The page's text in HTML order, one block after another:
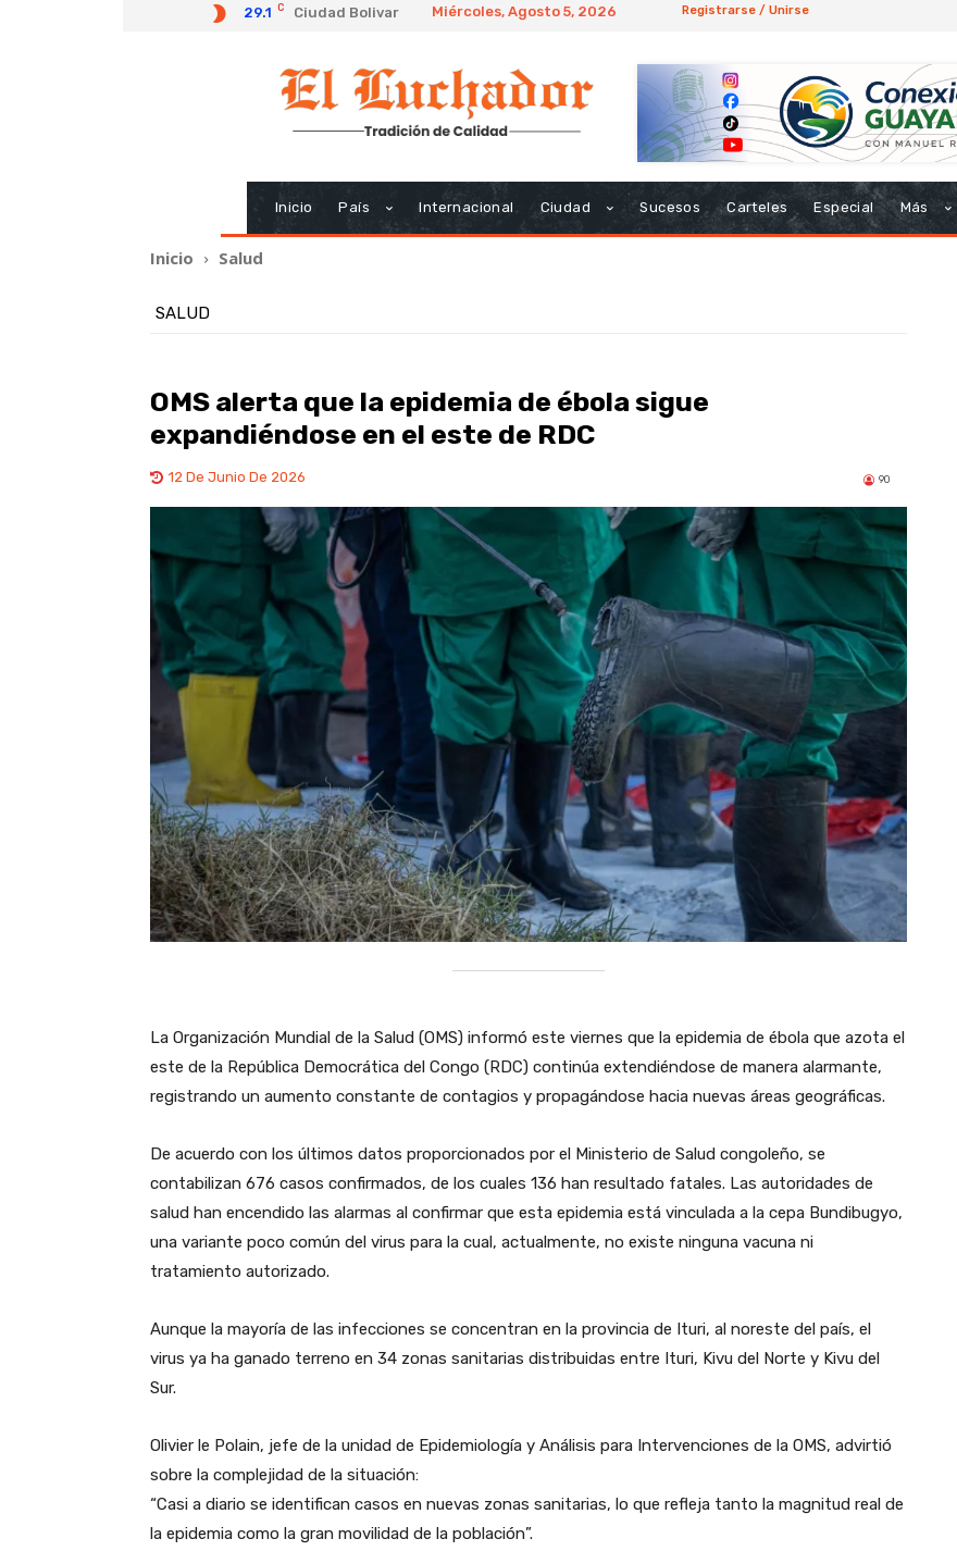
29.1 C Ciudad Bolivar Miércoles, Agosto 5, 2026 Registrarse / Unirse
Inicio País Internacional Ciudad Sucesos Carteles Especial Más
Inicio Salud
SALUD
OMS alerta que la epidemia de ébola sigue
expandiéndose en el este de RDC
12 De Junio De 2026 90
La Organización Mundial de la Salud (OMS) informó este viernes que la epidemia de ébola que azota el
este de la República Democrática del Congo (RDC) continúa extendiéndose de manera alarmante,
registrando un aumento constante de contagios y propagándose hacia nuevas áreas geográficas.
​De acuerdo con los últimos datos proporcionados por el Ministerio de Salud congoleño, se
contabilizan 676 casos confirmados, de los cuales 136 han resultado fatales. Las autoridades de
salud han encendido las alarmas al confirmar que esta epidemia está vinculada a la cepa Bundibugyo,
una variante poco común del virus para la cual, actualmente, no existe ninguna vacuna ni
tratamiento autorizado.
​Aunque la mayoría de las infecciones se concentran en la provincia de Ituri, al noreste del país, el
virus ya ha ganado terreno en 34 zonas sanitarias distribuidas entre Ituri, Kivu del Norte y Kivu del
Sur.
​Olivier le Polain, jefe de la unidad de Epidemiología y Análisis para Intervenciones de la OMS, advirtió
sobre la complejidad de la situación:
​“Casi a diario se identifican casos en nuevas zonas sanitarias, lo que refleja tanto la magnitud real de
la epidemia como la gran movilidad de la población”.